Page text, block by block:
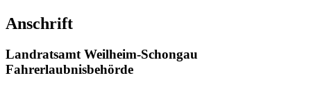
Anschrift
Landratsamt Weilheim-Schongau
Fahrerlaubnisbehörde